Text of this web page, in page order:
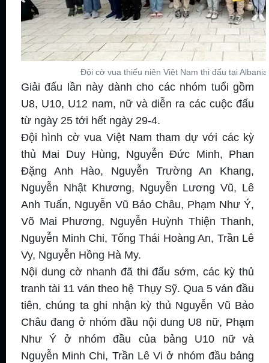
Đội cờ vua thiếu niên Việt Nam thi đấu tại
Giải đấu lần này dành cho các nhóm tuổi gồm
U8, U10, U12 nam, nữ và diễn ra các cuộc đấu
từ ngày 25 tới hết ngày 29-4.
Đội hình cờ vua Việt Nam tham dự với các kỳ
thủ Mai Duy Hùng, Nguyễn Đức Minh, Phan
Đặng Anh Hào, Nguyễn Trường An Khang,
Nguyễn Nhật Khương, Nguyễn Lương Vũ, Lê
Anh Tuấn, Nguyễn Vũ Bảo Châu, Phạm Như Ý,
Võ Mai Phương, Nguyễn Huỳnh Thiện Thanh,
Nguyễn Minh Chi, Tống Thái Hoàng An, Trần Lê
Vy, Nguyễn Hồng Hà My.
Nội dung cờ nhanh đã thi đấu sớm, các kỳ thủ
tranh tài 11 ván theo hệ Thụy Sỹ. Qua 5 ván đầu
tiên, chúng ta ghi nhận kỳ thủ Nguyễn Vũ Bảo
Châu đang ở nhóm đầu nội dung U8 nữ, Phạm
Như Ý ở nhóm đầu của bảng U10 nữ và
Nguyễn Minh Chi, Trần Lê Vi ở nhóm đầu bảng